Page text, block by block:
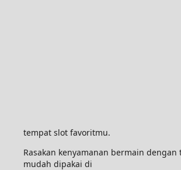
tempat slot favoritmu.
Rasakan kenyamanan bermain dengan
mudah dipakai di